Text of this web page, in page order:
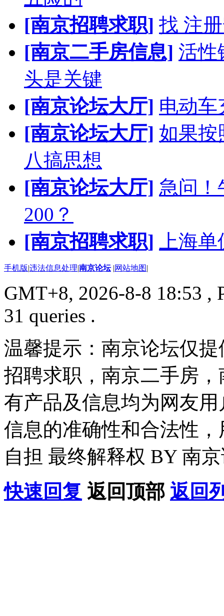
[南京招聘求职] 找 注
[南京二手房信息] 活性
头是关键
[南京论坛大厅] 电动车
[南京论坛大厅] 如果按
八搞思想
[南京论坛大厅] 急问！
200？
[南京招聘求职]
上海
手机版|违法信息处理|南京论坛 |网站地图|
GMT+8, 2026-8-8 18:53 ,
31 queries .
温馨提示：南京论坛仅
招聘求职，南京二手房
有产品及信息均为网友
信息的准确性和合法性
自担 最终解释权 BY 南
快速回复 返回顶部 返回